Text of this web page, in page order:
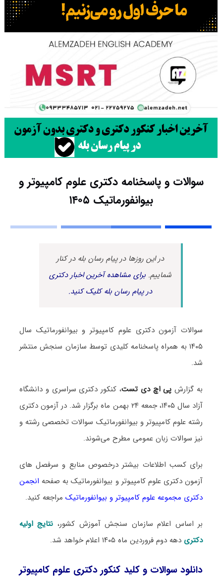
سوالات و پاسخنامه دکتری علوم کامپیوتر و
بیوانفورماتیک ۱۴۰۵
در این روزها در پیام رسان بله در کنار
شماییم.برای مشاهده آخرین اخبار دکتری
در پیام رسان بله کلیک کنید.
سوالات آزمون دکتری علوم کامپیوتر و بیوانفورماتیک سال
۱۴۰۵ به همراه پاسخنامه کلیدی توسط سازمان سنجش منتشر
شد.
به گزارشپی اچ دی تست، کنکور دکتری سراسری و دانشگاه
آزاد سال ۱۴۰۵، جمعه ۲۴ بهمن ماه برگزار شد. در آزمون دکتری
رشته علوم کامپیوتر و بیوانفورماتیک سوالات تخصصی رشته و
نیز سوالات زبان عمومی مطرح می‌شوند.
برای کسب اطلاعات بیشتر درخصوص منابع و سرفصل های
آزمون دکتری علوم کامپیوتر و بیوانفورماتیک به صفحه انجمن
دکتری مجموعه علوم کامپیوتر و بیوانفورماتیکمراجعه کنید.
بر اساس اعلام سازمان سنجش آموزش کشور، نتایج اولیه
دکتری دهه دوم فروردین ماه ۱۴۰۵ اعلام خواهد شد.
دانلود سوالات و کلید کنکور دکتری علوم کامپیوتر